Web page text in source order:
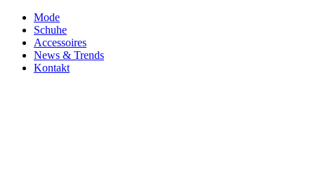
Mode
Schuhe
Accessoires
News & Trends
Kontakt